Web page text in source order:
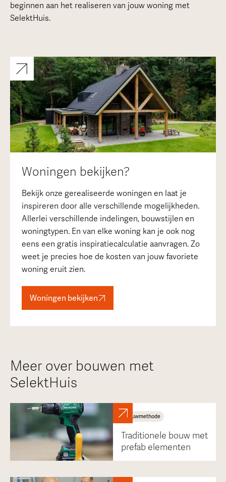
beginnen aan het realiseren van jouw woning met
SelektHuis.
Woningen bekijken?
Bekijk onze gerealiseerde woningen en laat je
inspireren door alle verschillende mogelijkheden.
Allerlei verschillende indelingen, bouwstijlen en
woningtypen. En van elke woning kan je ook nog
eens een gratis inspiratiecalculatie aanvragen. Zo
weet je precies hoe de kosten van jouw favoriete
woning eruit zien.
Woningen bekijken
Meer over bouwen met
SelektHuis
Bouwmethode
Traditionele bouw met
prefab elementen